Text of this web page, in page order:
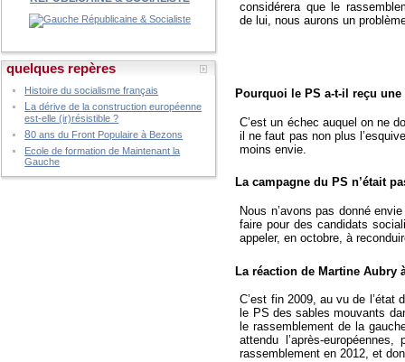
quelques repères
Histoire du socialisme français
La dérive de la construction européenne
est-elle (ir)résistible ?
80 ans du Front Populaire à Bezons
Ecole de formation de Maintenant la
Gauche
considérera que le
de lui, nous aurons un
Pourquoi le PS a-t-il reçu
C’est un échec auquel on ne
il ne faut pas non plus
moins envie.
La campagne du PS n’était
Nous n’avons pas donné
faire pour des candidats
appeler, en octobre, à
La réaction de Martine Aubry
C’est fin 2009, au vu de
le PS des sables mouvants
le rassemblement de la
attendu l’après-
rassemblement en 2012, et